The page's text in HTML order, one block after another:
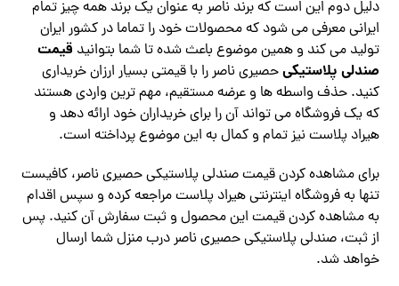
دلیل دوم این است که برند ناصر به عنوان یک برند همه چیز تمام
ایرانی معرفی می شود که محصولات خود را تماما در کشور ایران
تولید می کند و همین موضوع باعث شده تا شما بتوانید قیمت
صندلی پلاستیکیحصیری ناصر را با قیمتی بسیار ارزان خریداری
کنید. حذف واسطه ها و عرضه مستقیم، مهم ترین واردی هستند
که یک فروشگاه می تواند آن را برای خریداران خود ارائه دهد و
هیراد پلاست نیز تمام و کمال به این موضوع پرداخته است.
برای مشاهده کردن قیمت صندلی پلاستیکی حصیری ناصر، کافیست
تنها به فروشگاه اینترنتی هیراد پلاست مراجعه کرده و سپس اقدام
به مشاهده کردن قیمت این محصول و ثبت سفارش آن کنید. پس
از ثبت، صندلی پلاستیکی حصیری ناصر درب منزل شما ارسال
خواهد شد.